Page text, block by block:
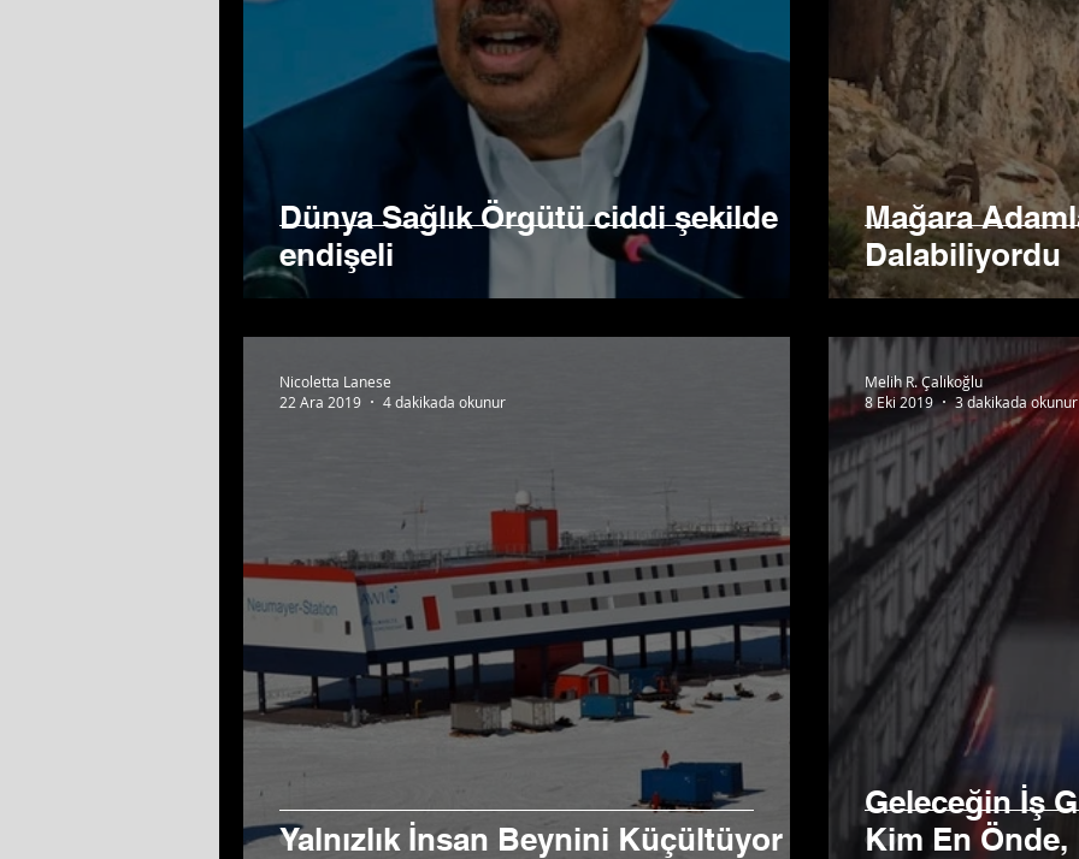
Dünya Sağlık Örgütü ciddi şekilde
endişeli
Mağara
Dalabiliyordu
Yalnızlık İnsan Beynini Küçültüyor
Nicoletta Lanese
22 Ara 2019
4 dakikada okunur
Geleceğin İş
Kim En
Melih R. Çalıkoğlu
8 Eki 2019
3 dakikada okunur